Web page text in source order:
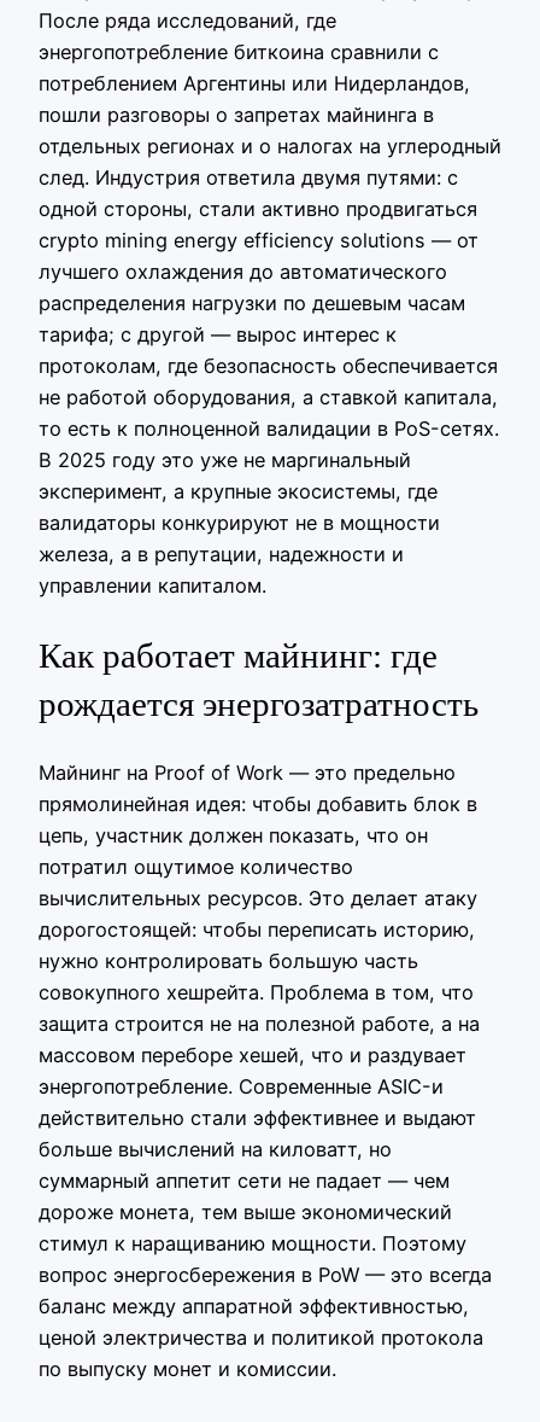
После ряда исследований, где
энергопотребление биткоина сравнили с
потреблением Аргентины или Нидерландов,
пошли разговоры о запретах майнинга в
отдельных регионах и о налогах на углеродный
след. Индустрия ответила двумя путями: с
одной стороны, стали активно продвигаться
crypto mining energy efficiency solutions — от
лучшего охлаждения до автоматического
распределения нагрузки по дешевым часам
тарифа; с другой — вырос интерес к
протоколам, где безопасность обеспечивается
не работой оборудования, а ставкой капитала,
то есть к полноценной валидации в PoS-сетях.
В 2025 году это уже не маргинальный
эксперимент, а крупные экосистемы, где
валидаторы конкурируют не в мощности
железа, а в репутации, надежности и
управлении капиталом.
Как работает майнинг: где
рождается энергозатратность
Майнинг на Proof of Work — это предельно
прямолинейная идея: чтобы добавить блок в
цепь, участник должен показать, что он
потратил ощутимое количество
вычислительных ресурсов. Это делает атаку
дорогостоящей: чтобы переписать историю,
нужно контролировать большую часть
совокупного хешрейта. Проблема в том, что
защита строится не на полезной работе, а на
массовом переборе хешей, что и раздувает
энергопотребление. Современные ASIC-и
действительно стали эффективнее и выдают
больше вычислений на киловатт, но
суммарный аппетит сети не падает — чем
дороже монета, тем выше экономический
стимул к наращиванию мощности. Поэтому
вопрос энергосбережения в PoW — это всегда
баланс между аппаратной эффективностью,
ценой электричества и политикой протокола
по выпуску монет и комиссии.